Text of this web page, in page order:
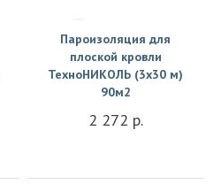
Пароизоляция для
плоской кровли
ТехноНИКОЛЬ (3х30 м)
90м2
2 272 р.